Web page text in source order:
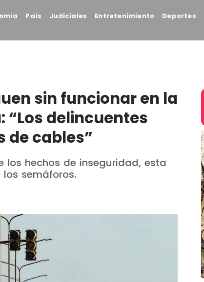
País Judiciales Entretenimiento Deportes
sin funcionar en la
delincuentes
de cables”
los hechos de inseguridad, esta
semáforos.